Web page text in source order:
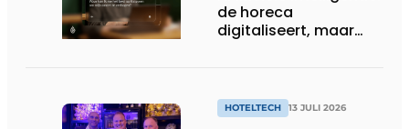
de horeca
digitaliseert, maar
HOTELTECH 13 JULI 2026